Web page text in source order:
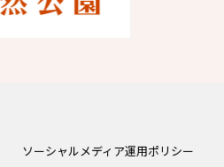
ソーシャルメディア運用ポリシー